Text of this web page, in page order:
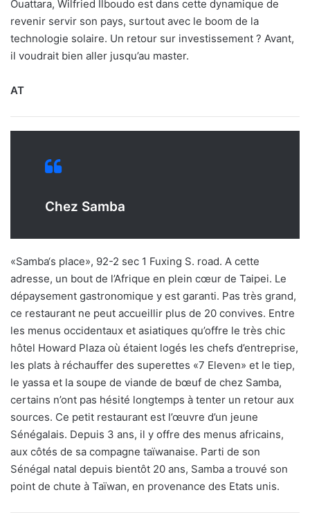
Ouattara, Wilfried Ilboudo est dans cette dynamique de
revenir servir son pays, surtout avec le boom de la
technologie solaire. Un retour sur investissement ? Avant,
il voudrait bien aller jusqu’au master.
AT
Chez Samba
«Samba‘s place», 92-2 sec 1 Fuxing S. road. A cette
adresse, un bout de l’Afrique en plein cœur de Taipei. Le
dépaysement gastronomique y est garanti. Pas très grand,
ce restaurant ne peut accueillir plus de 20 convives. Entre
les menus occidentaux et asiatiques qu’offre le très chic
hôtel Howard Plaza où étaient logés les chefs d’entreprise,
les plats à réchauffer des superettes «7 Eleven» et le tiep,
le yassa et la soupe de viande de bœuf de chez Samba,
certains n’ont pas hésité longtemps à tenter un retour aux
sources. Ce petit restaurant est l’œuvre d’un jeune
Sénégalais. Depuis 3 ans, il y offre des menus africains,
aux côtés de sa compagne taïwanaise. Parti de son
Sénégal natal depuis bientôt 20 ans, Samba a trouvé son
point de chute à Taïwan, en provenance des Etats unis.